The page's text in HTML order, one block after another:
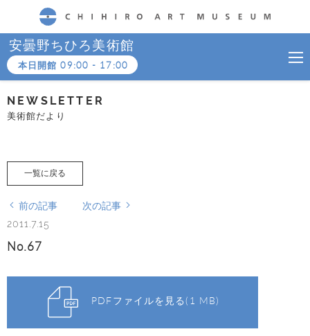
CHIHIRO ART MUSEUM
安曇野ちひろ美術館
本日開館09:00 - 17:00
NEWSLETTER
美術館だより
一覧に戻る
前の記事 次の記事
2011.7.15
No.67
PDFファイルを見る(1 MB)